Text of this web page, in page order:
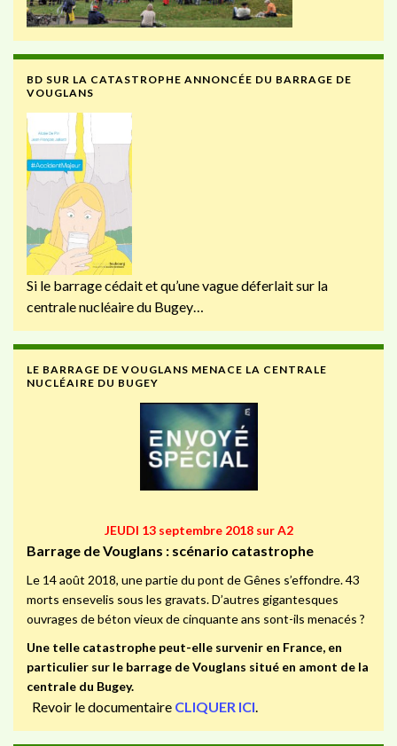
BD SUR LA CATASTROPHE ANNONCÉE DU BARRAGE DE
VOUGLANS
Si le barrage cédait et qu’une vague déferlait sur la
centrale nucléaire du Bugey…
LE BARRAGE DE VOUGLANS MENACE LA CENTRALE
NUCLÉAIRE DU BUGEY
JEUDI 13 septembre 2018 sur A2
Barrage de Vouglans : scénario catastrophe
Le 14 août 2018, une partie du pont de Gênes s’effondre. 43
morts ensevelis sous les gravats. D’autres gigantesques
ouvrages de béton vieux de cinquante ans sont-ils menacés ?
Une telle catastrophe peut-elle survenir en France, en
particulier sur le barrage de Vouglans situé en amont de la
centrale du Bugey.
Revoir le documentaire CLIQUER ICI